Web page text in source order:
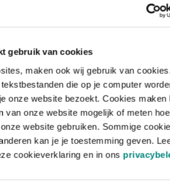
gebruik van cookies
maken ook wij gebruik van
die op je computer
onze website bezoekt. Cookies maken
van onze website mogelijk of meten hoe
website gebruiken. Sommige
kan je je toestemming geven.
cookieverklaring en in ons